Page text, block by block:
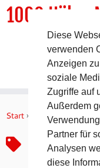
Inhalt
1000
DER
Start » SWU
SWU
Diese
verwenden
Anzeigen
soziale
Zugriffe auf
Außerdem
Partner für
Analysen
diese